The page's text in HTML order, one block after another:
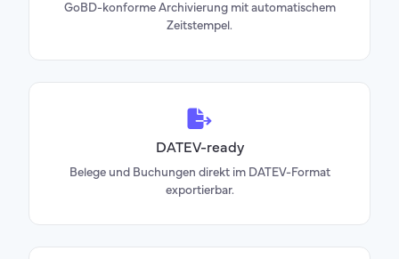
GoBD-konforme Archivierung mit automatischem
Zeitstempel.
DATEV-ready
Belege und Buchungen direkt im DATEV-Format
exportierbar.